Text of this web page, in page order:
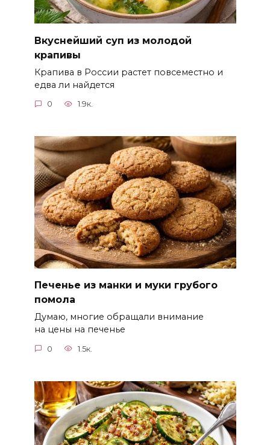
Вкуснейший суп из молодой
крапивы
Крапива в России растет повсеместно и
едва ли найдется
0 1.9к.
Печенье из манки и муки грубого
помола
Думаю, многие обращали внимание
на цены на печенье
0 1.5к.